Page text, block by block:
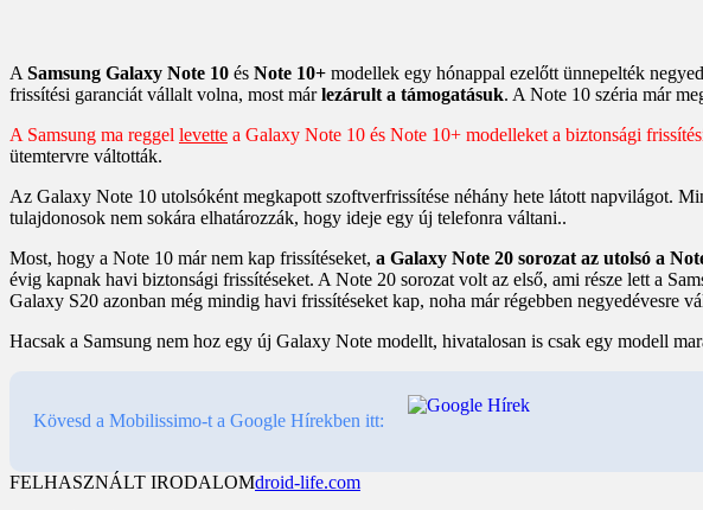
A Samsung Galaxy Note 10 és Note 10+ modellek egy hónappal ezelőtt ünnepelték
frissítési garanciát vállalt volna, most márlezárult a támogatásuk. A Note 10 széria már
A Samsung ma reggel levette a Galaxy Note 10 és Note 10+ modelleket a biztonsági
ütemtervre váltották.
Az Galaxy Note 10 utolsóként megkapott szoftverfrissítése néhány hete látott napvilágot.
tulajdonosok nem sokára elhatározzák, hogy ideje egy új telefonra váltani..
Most, hogy a Note 10 már nem kap frissítéseket, a Galaxy Note 20 sorozat az utolsó a
évig kapnak havi biztonsági frissítéseket. A Note 20 sorozat volt az első, ami része lett a
Galaxy S20 azonban még mindig havi frissítéseket kap, noha már régebben negyedévesre
Hacsak a Samsung nem hoz egy új Galaxy Note modellt, hivatalosan is csak egy modell
Kövesd a Mobilissimo-t a Google Hírekben itt:
FELHASZNÁLT IRODALOMdroid-life.com